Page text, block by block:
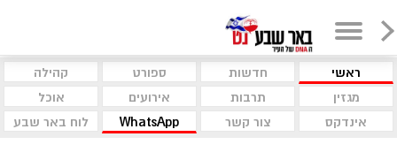
ראשי חדשות ספורט
קהילה
מגזין
תרבות אירועים
אוכל
אינדקס
צור קשר WhatsApp לוח באר שבע